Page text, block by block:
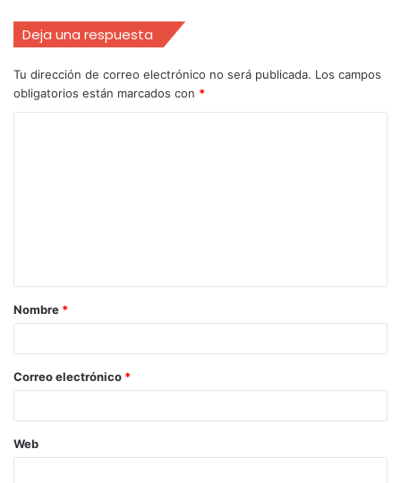
Deja una respuesta
Tu dirección de correo electrónico no será publicada. Los campos
obligatorios están marcados con *
Nombre *
Correo electrónico *
Web